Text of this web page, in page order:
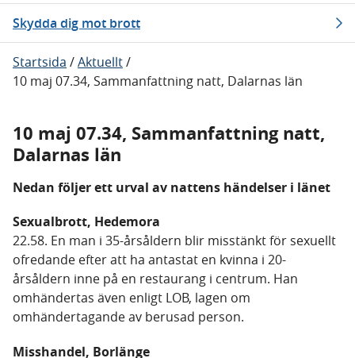
Skydda dig mot brott
Startsida /Aktuellt/
10 maj 07.34, Sammanfattning natt, Dalarnas län
10 maj 07.34, Sammanfattning natt,
Dalarnas län
Nedan följer ett urval av nattens händelser i länet
Sexualbrott, Hedemora
22.58. En man i 35-årsåldern blir misstänkt för sexuellt
ofredande efter att ha antastat en kvinna i 20-
årsåldern inne på en restaurang i centrum. Han
omhändertas även enligt LOB, lagen om
omhändertagande av berusad person.
Misshandel, Borlänge